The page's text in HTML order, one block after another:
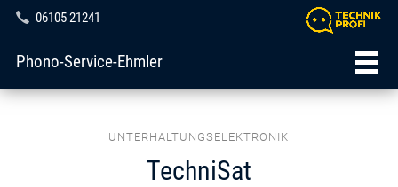
06105 21241
Phono-Service-Ehmler
UNTERHALTUNGSELEKTRONIK
TechniSat